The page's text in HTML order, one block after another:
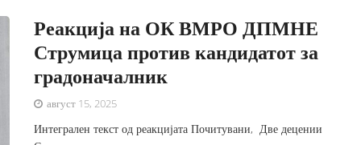
Реакција на ОК ВМРО ДПМНЕ
Струмица против кандидатот за
градоначалник
август 15, 2025
Интегрален текст од реакцијата Почитувани, Две децении